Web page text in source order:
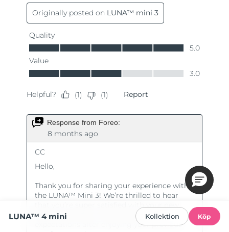
LUNA™ 4 mini Kollektion Köp